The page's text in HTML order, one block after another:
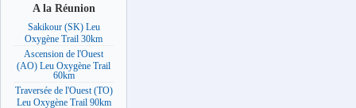
A la Réunion
Sakikour (SK) Leu
Oxygène Trail 30km
Ascension de l'Ouest
(AO) Leu Oxygène Trail
60km
Traversée de l'Ouest (TO)
Leu Oxygène Trail 90km